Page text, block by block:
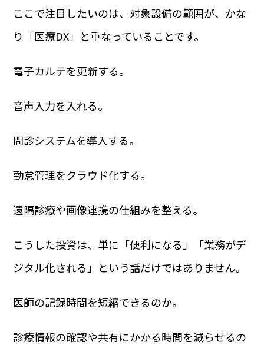
ここで注目したいのは、対象設備の範囲が、かな
り「医療DX」と重なっていることです。
電子カルテを更新する。
音声入力を入れる。
問診システムを導入する。
勤怠管理をクラウド化する。
遠隔診療や画像連携の仕組みを整える。
こうした投資は、単に「便利になる」「業務がデ
ジタル化される」という話だけではありません。
医師の記録時間を短縮できるのか。
診療情報の確認や共有にかかる時間を減らせるの